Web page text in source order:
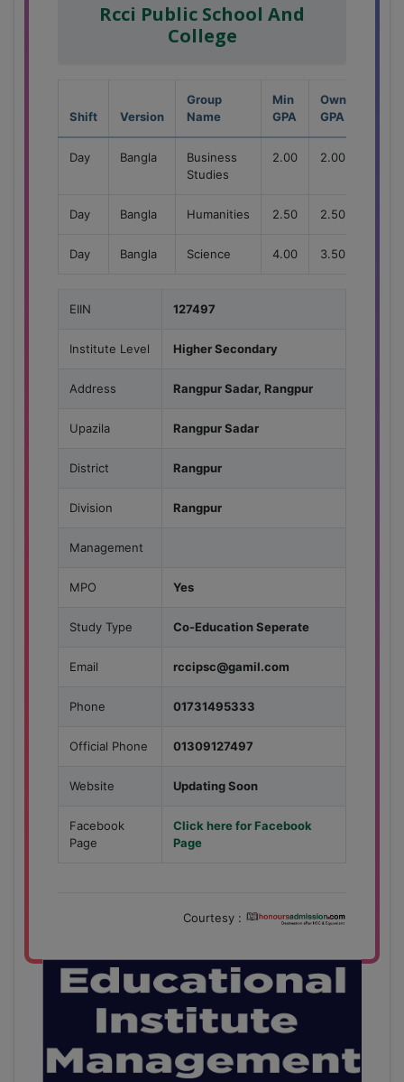
Rcci Public School And
College
Shift Version
Group
Name
Min
GPA
Own
GPA
Day Bangla
Business
Studies
2.00 2.00
Day Bangla Humanities 2.50 2.50
Day Bangla Science 4.00 3.50
EIIN 127497
Institute Level Higher Secondary
Address Rangpur Sadar, Rangpur
Upazila Rangpur Sadar
District Rangpur
Division Rangpur
Management
MPO Yes
Study Type Co-Education Seperate
Email rccipsc@gamil.com
Phone 01731495333
Official Phone 01309127497
Website Updating Soon
Facebook
Page
Click here for Facebook
Page
Courtesy :
বাজেটের মধ্যে প্রাইভেট ইউনিভার্সিটিতে অনার্স পড়ার সুযোগ।